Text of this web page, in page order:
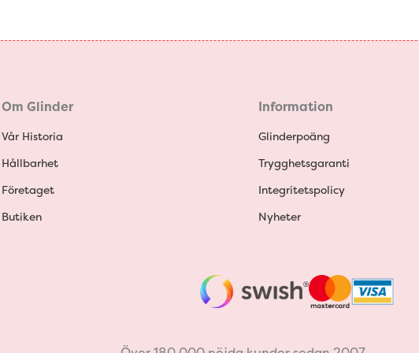
Om Glinder
Vår Historia
Hållbarhet
Företaget
Butiken
Information
Glinderpoäng
Trygghetsgaranti
Integritetspolicy
Nyheter